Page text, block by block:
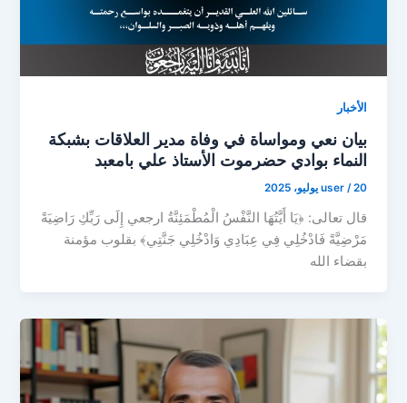
الأخبار
بيان نعي ومواساة في وفاة مدير العلاقات بشبكة
النماء بوادي حضرموت الأستاذ علي بامعبد
user /20 يوليو، 2025
قال تعالى: ﴿يَا أَيَّتُهَا النَّفْسُ الْمُطْمَئِنَّةُ ارجعي إِلَى رَبِّكِ رَاضِيَةً
مَرْضِيَّةً فَادْخُلِي فِي عِبَادِي وَادْخُلِي جَنَّتِي﴾ بقلوب مؤمنة
بقضاء الله